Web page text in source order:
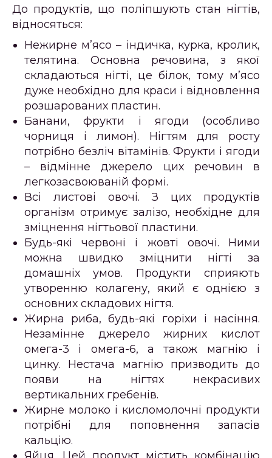
До продуктів, що поліпшують стан нігтів,
відносяться:
Нежирне м’ясо – індичка, курка, кролик,
телятина. Основна речовина, з якої
складаються нігті, це білок, тому м’ясо
дуже необхідно для краси і відновлення
розшарованих пластин.
Банани, фрукти і ягоди (особливо
чорниця і лимон). Нігтям для росту
потрібно безліч вітамінів. Фрукти і ягоди
– відмінне джерело цих речовин в
легкозасвоюваній формі.
Всі листові овочі. З цих продуктів
організм отримує залізо, необхідне для
зміцнення нігтьової пластини.
Будь-які червоні і жовті овочі. Ними
можна швидко зміцнити нігті за
домашніх умов. Продукти сприяють
утворенню колагену, який є однією з
основних складових нігтя.
Жирна риба, будь-які горіхи і насіння.
Незамінне джерело жирних кислот
омега-3 і омега-6, а також магнію і
цинку. Нестача магнію призводить до
появи на нігтях некрасивих
вертикальних гребенів.
Жирне молоко і кисломолочні продукти
потрібні для поповнення запасів
кальцію.